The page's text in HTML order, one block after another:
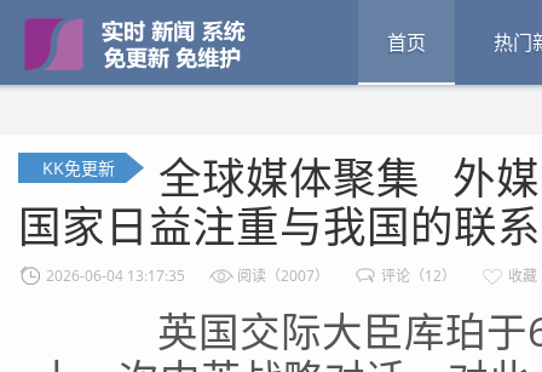
首页 热门
KK免更新
全球媒体聚集 外
国家日益注重与我国的联系
2026-06-04 13:17:35 阅读（2007） 评论（12） 收藏
英国交际大臣库珀于6